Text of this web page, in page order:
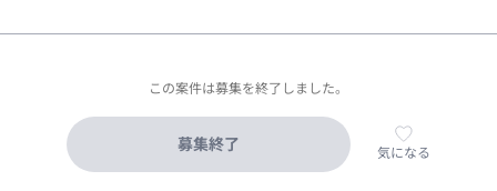
この案件は募集を終了しました。
募集終了 気になる